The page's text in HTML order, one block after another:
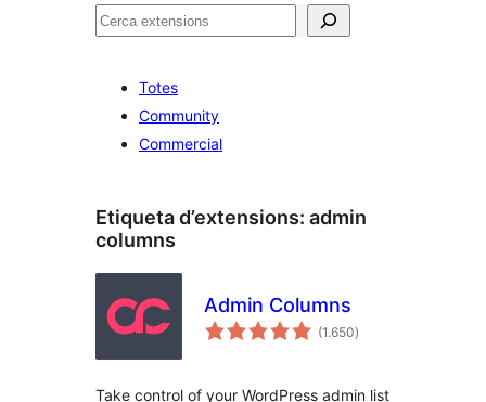
Cerca
Totes
Community
Commercial
Etiqueta d’extensions: admin
columns
Admin Columns
(1.650puntuacions
totals
)
Take control of your WordPress admin list